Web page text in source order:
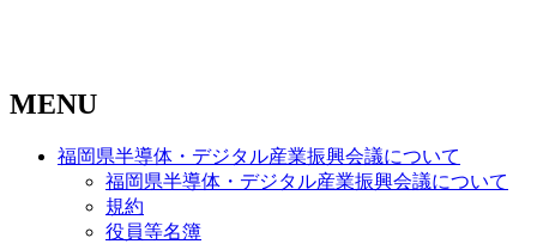
MENU
福岡県半導体・デジタル産業振興会議について
福岡県半導体・デジタル産業振興会議について
規約
役員等名簿